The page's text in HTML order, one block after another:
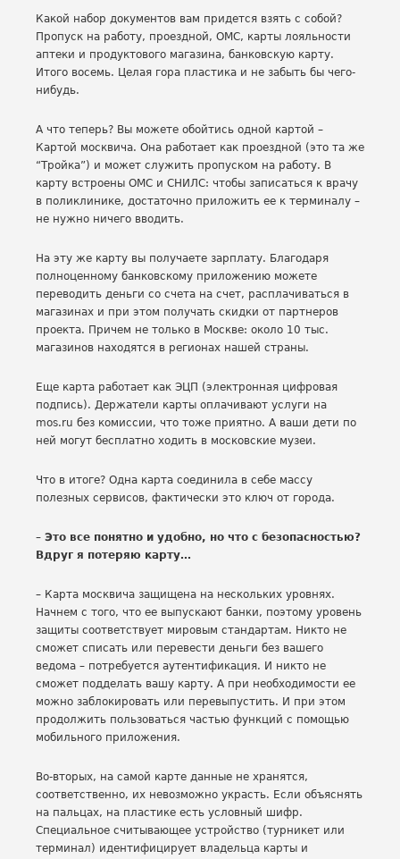
Какой набор документов вам придется взять с собой?
Пропуск на работу, проездной, ОМС, карты лояльности
аптеки и продуктового магазина, банковскую карту.
Итого восемь. Целая гора пластика и не забыть бы чего-
нибудь.
А что теперь? Вы можете обойтись одной картой –
Картой москвича. Она работает как проездной (это та же
“Тройка”) и может служить пропуском на работу. В
карту встроены ОМС и СНИЛС: чтобы записаться к врачу
в поликлинике, достаточно приложить ее к терминалу –
не нужно ничего вводить.
На эту же карту вы получаете зарплату. Благодаря
полноценному банковскому приложению можете
переводить деньги со счета на счет, расплачиваться в
магазинах и при этом получать скидки от партнеров
проекта. Причем не только в Москве: около 10 тыс.
магазинов находятся в регионах нашей страны.
Еще карта работает как ЭЦП (электронная цифровая
подпись). Держатели карты оплачивают услуги на
mos.ru без комиссии, что тоже приятно. А ваши дети по
ней могут бесплатно ходить в московские музеи.
Что в итоге? Одна карта соединила в себе массу
полезных сервисов, фактически это ключ от города.
– Это все понятно и удобно, но что с безопасностью?
Вдруг я потеряю карту…
– Карта москвича защищена на нескольких уровнях.
Начнем с того, что ее выпускают банки, поэтому уровень
защиты соответствует мировым стандартам. Никто не
сможет списать или перевести деньги без вашего
ведома – потребуется аутентификация. И никто не
сможет подделать вашу карту. А при необходимости ее
можно заблокировать или перевыпустить. И при этом
продолжить пользоваться частью функций с помощью
мобильного приложения.
Во-вторых, на самой карте данные не хранятся,
соответственно, их невозможно украсть. Если объяснять
на пальцах, на пластике есть условный шифр.
Специальное считывающее устройство (турникет или
терминал) идентифицирует владельца карты и